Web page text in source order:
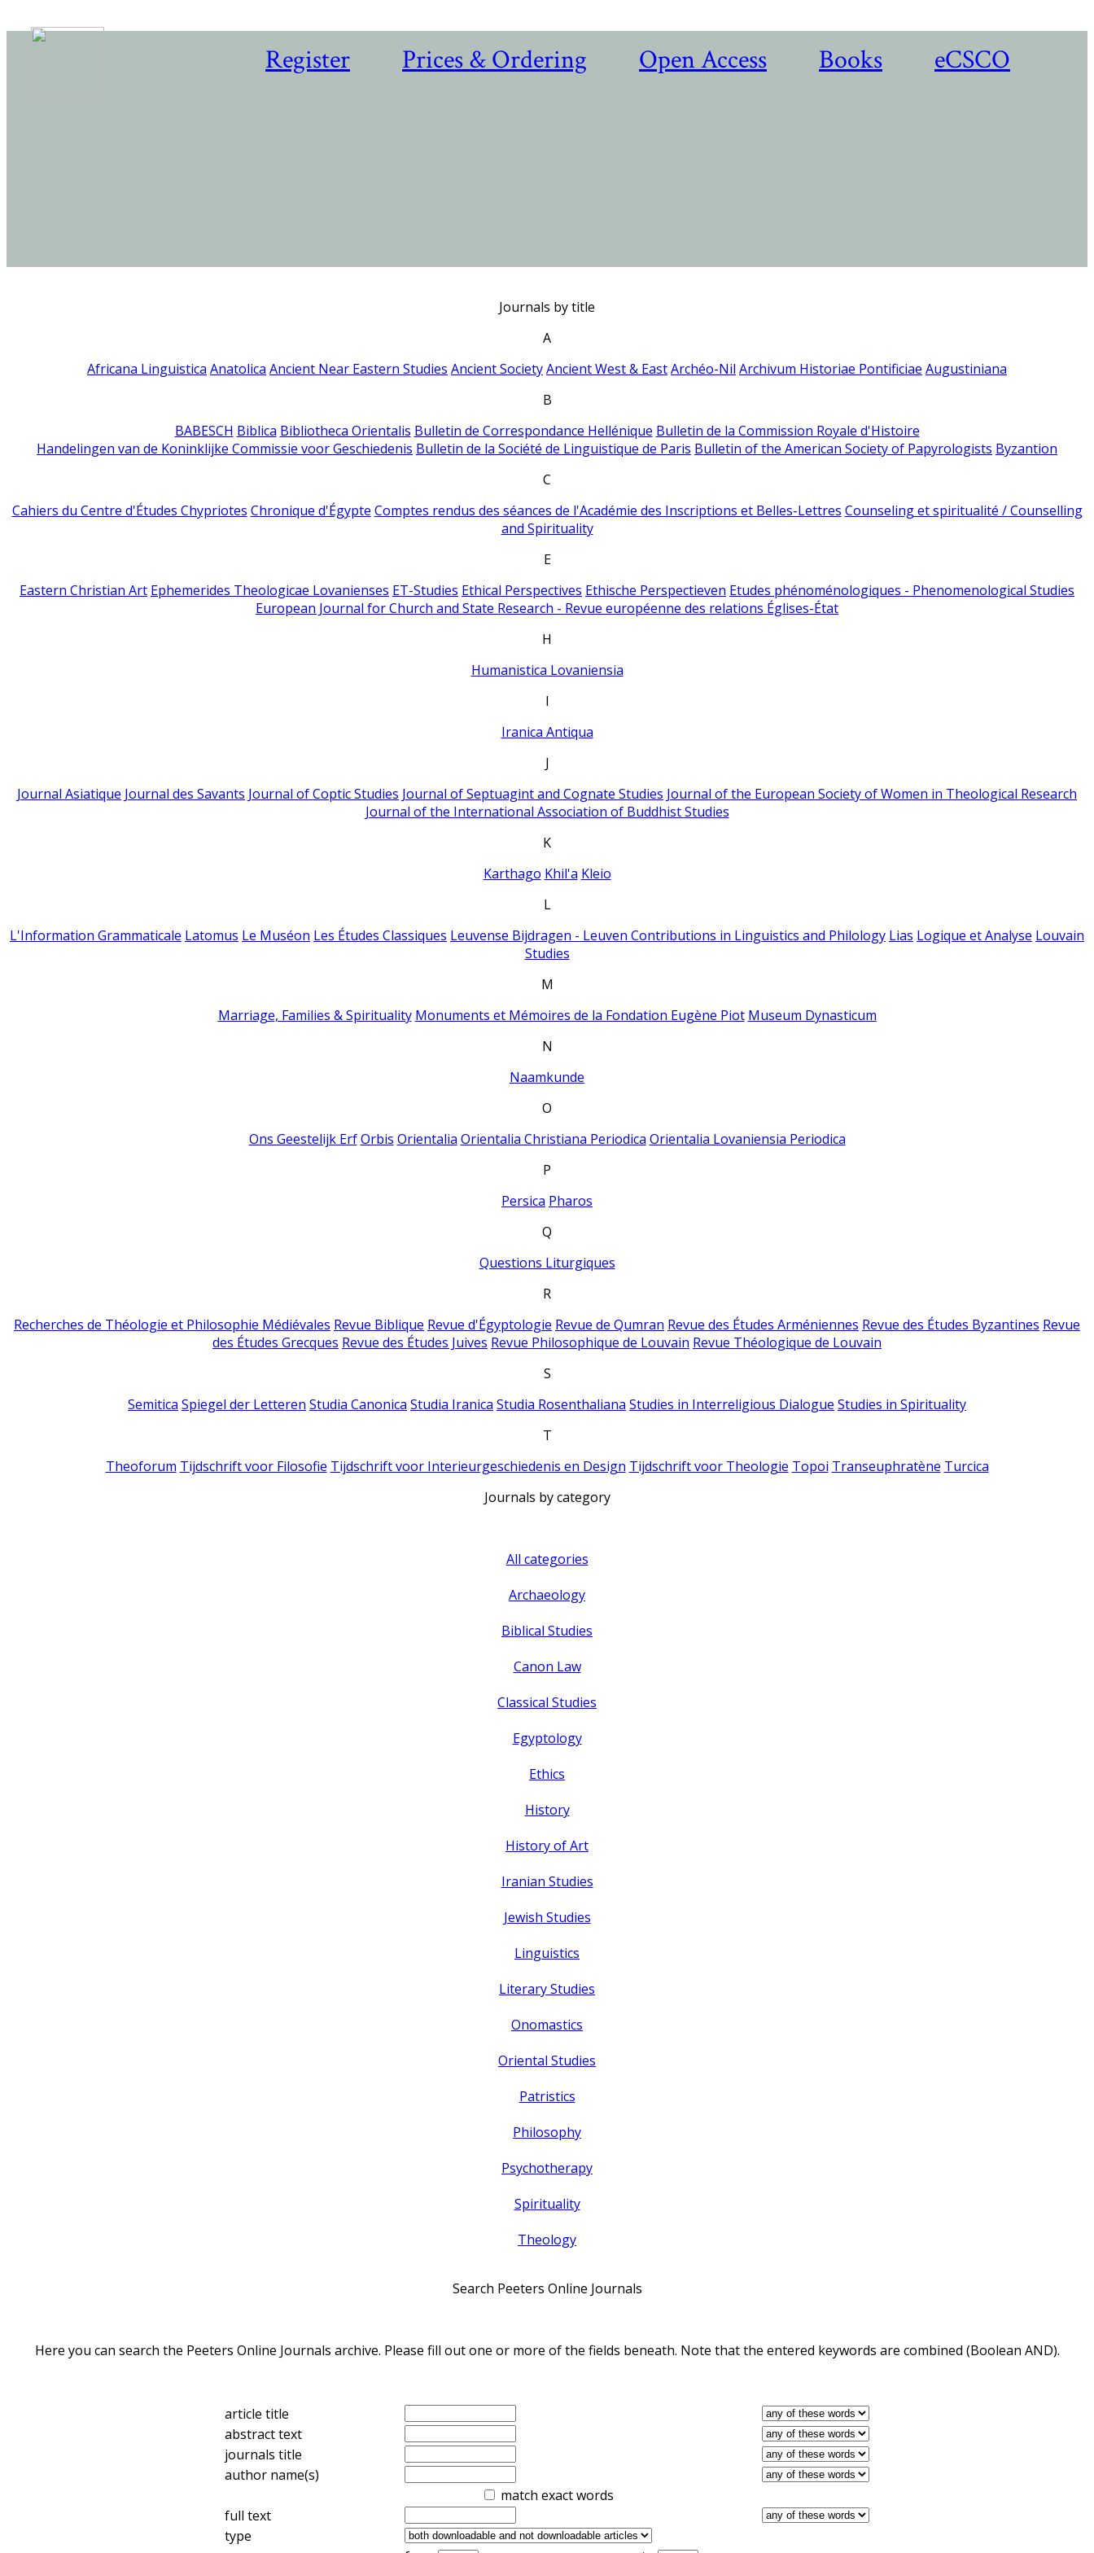
Register Prices & Ordering Open Access Books eCSCO
Journals by title
A
Africana Linguistica Anatolica Ancient Near Eastern Studies Ancient SocietyAncient West & EastArchéo-Nil Archivum Historiae Pontificiae Augustiniana
B
BABESCH Biblica Bibliotheca Orientalis Bulletin de Correspondance Hellénique Bulletin de la Commission Royale d'Histoire
Handelingen van de Koninklijke Commissie voor Geschiedenis Bulletin de la Société de Linguistique de Paris Bulletin of the American Society of Papyrologists Byzantion
C
Cahiers du Centre d'Études Chypriotes Chronique d'Égypte Comptes rendus des séances de l'Académie des Inscriptions et Belles-Lettres Counseling et spiritualité / Counselling
and Spirituality
E
Eastern Christian Art Ephemerides Theologicae Lovanienses ET-Studies Ethical Perspectives Ethische Perspectieven Etudes phénoménologiques - Phenomenological Studies
European Journal for Church and State Research - Revue européenne des relations Églises-État
H
Humanistica Lovaniensia
I
Iranica Antiqua
J
Journal Asiatique Journal des Savants Journal of Coptic Studies Journal of Septuagint and Cognate Studies Journal of the European Society of Women in Theological Research
Journal of the International Association of Buddhist Studies
K
Karthago Khil'a Kleio
L
L'Information Grammaticale Latomus Le Muséon Les Études Classiques Leuvense Bijdragen - Leuven Contributions in Linguistics and Philology Lias Logique et Analyse Louvain
Studies
M
Marriage, Families & Spirituality Monuments et Mémoires de la Fondation Eugène Piot Museum Dynasticum
N
Naamkunde
O
Ons Geestelijk Erf Orbis Orientalia Orientalia Christiana Periodica Orientalia Lovaniensia Periodica
P
Persica Pharos
Q
Questions Liturgiques
R
Recherches de Théologie et Philosophie Médiévales Revue Biblique Revue d'Égyptologie Revue de Qumran Revue des Études Arméniennes Revue des Études Byzantines Revue
des Études Grecques Revue des Études Juives Revue Philosophique de Louvain Revue Théologique de Louvain
S
Semitica Spiegel der Letteren Studia Canonica Studia Iranica Studia Rosenthaliana Studies in Interreligious Dialogue Studies in Spirituality
T
Theoforum Tijdschrift voor Filosofie Tijdschrift voor Interieurgeschiedenis en Design Tijdschrift voor Theologie Topoi Transeuphratène Turcica
Journals by category
All categories
Archaeology
Biblical Studies
Canon Law
Classical Studies
Egyptology
Ethics
History
History of Art
Iranian Studies
Jewish Studies
Linguistics
Literary Studies
Onomastics
Oriental Studies
Patristics
Philosophy
Psychotherapy
Spirituality
Theology
Search Peeters Online Journals
Here you can search the Peeters Online Journals archive. Please fill out one or more of the fields beneath. Note that the entered keywords are combined (Boolean AND).
article title
abstract text
journals title
author name(s)
match exact words
full text
type